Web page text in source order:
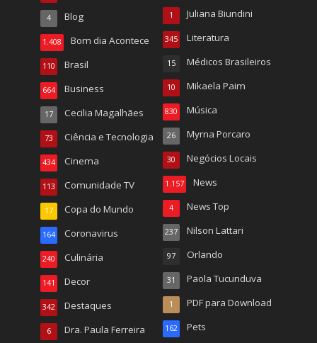
Blog
4
Bom dia Acontece
1.408
Brasil
110
Business
664
Cecilia Magalhães
17
Ciência e Tecnologia
73
Cinema
434
Comunidade TV
113
Copa do Mundo
17
Coronavirus
164
Culinária
240
Decor
141
Destaques
342
Dra. Paula Ferreira
6
Juliana Biundini
1
Literatura
345
Médicos Brasileiros
15
Mikaela Paim
10
Música
830
Myrna Porcaro
26
Negócios Locais
30
News
1.157
News Top
4
Nilson Lattari
237
Orlando
97
Paola Tucunduva
31
PDF para Download
1
Pets
162